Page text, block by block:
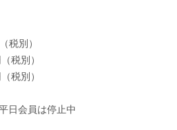
別）
別）
別）
会員は停止中